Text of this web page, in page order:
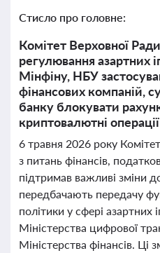
Стисло про головне:
Комітет Верховної
регулювання азартних
Мінфіну, НБУ
фінансових компаній,
банку блокувати
криптовалютні операції
6 травня 2026 року
з питань фінансів,
підтримав важливі зміни
передбачають передачу
політики у сфері азартних
Міністерства цифрової
Міністерства фінансів. Ці